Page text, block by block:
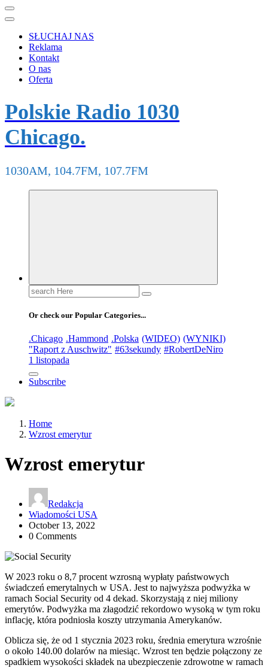
SŁUCHAJ NAS
Reklama
Kontakt
O nas
Oferta
Polskie Radio 1030
Chicago.
1030AM, 104.7FM, 107.7FM
Search
for:
Or check our Popular Categories...
.Chicago .Hammond .Polska (WIDEO) (WYNIKI)
"Raport z Auschwitz" #63sekundy #RobertDeNiro
1 listopada
Subscribe
Home
Wzrost emerytur
Wzrost emerytur
Redakcja
Wiadomości USA
October 13, 2022
0 Comments
W 2023 roku o 8,7 procent wzrosną wypłaty państwowych
świadczeń emerytalnych w USA. Jest to najwyższa podwyżka w
ramach Social Security od 4 dekad. Skorzystają z niej miliony
emerytów. Podwyżka ma złagodzić rekordowo wysoką w tym roku
inflację, która podniosła koszty utrzymania Amerykanów.
Oblicza się, że od 1 stycznia 2023 roku, średnia emerytura wzrośnie
o około 140.00 dolarów na miesiąc. Wzrost ten będzie połączony ze
spadkiem wysokości składek na ubezpieczenie zdrowotne w ramach